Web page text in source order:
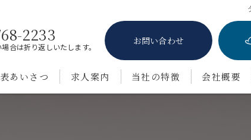
2233
合は折り返しいたします。
お問い合わせ
あいさつ 求人案内 当社の特徴 会社概要